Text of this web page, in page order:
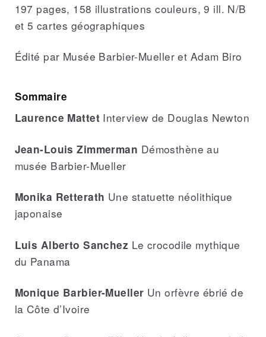
197 pages, 158 illustrations couleurs, 9 ill. N/B
et 5 cartes géographiques
Édité par Musée Barbier-Mueller et Adam Biro
Sommaire
Laurence Mattet Interview de Douglas Newton
Jean-Louis Zimmerman Démosthène au
musée Barbier-Mueller
Monika Retterath Une statuette néolithique
japonaise
Luis Alberto Sanchez Le crocodile mythique
du Panama
Monique Barbier-Mueller Un orfèvre ébrié de
la Côte d’Ivoire